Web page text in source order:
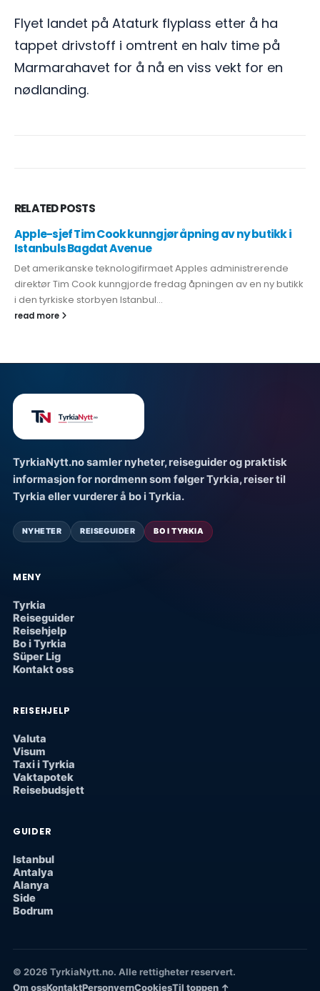
Flyet landet på Ataturk flyplass etter å ha
tappet drivstoff i omtrent en halv time på
Marmarahavet for å nå en viss vekt for en
nødlanding.
RELATEDPOSTS
Apple-sjef Tim Cook kunngjør åpning av ny butikk i
Istanbuls Bagdat Avenue
Det amerikanske teknologifirmaet Apples administrerende
direktør Tim Cook kunngjorde fredag åpningen av en ny butikk
i den tyrkiske storbyen Istanbul...
read more
TyrkiaNytt.no samler nyheter, reiseguider og praktisk
informasjon for nordmenn som følger Tyrkia, reiser til
Tyrkia eller vurderer å bo i Tyrkia.
NYHETER REISEGUIDER BO I TYRKIA
MENY
Tyrkia
Reiseguider
Reisehjelp
Bo i Tyrkia
Süper Lig
Kontakt oss
REISEHJELP
Valuta
Visum
Taxi i Tyrkia
Vaktapotek
Reisebudsjett
GUIDER
Istanbul
Antalya
Alanya
Side
Bodrum
© 2026 TyrkiaNytt.no. Alle rettigheter reservert.
Om ossKontaktPersonvernCookiesTil toppen ↑